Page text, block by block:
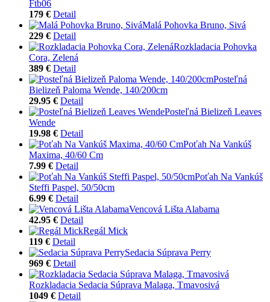
Ftb06
179 € Detail
Malá Pohovka Bruno, Sivá
229 € Detail
Rozkladacia Pohovka
Cora, Zelená
389 € Detail
Posteľná
Bielizeň Paloma Wende, 140/200cm
29.95 € Detail
Posteľná Bielizeň Leaves
Wende
19.98 € Detail
Poťah Na Vankúš
Maxima, 40/60 Cm
7.99 € Detail
Poťah Na Vankúš
Steffi Paspel, 50/50cm
6.99 € Detail
Vencová Lišta Alabama
42.95 € Detail
Regál Mick
119 € Detail
Sedacia Súprava Perry
969 € Detail
Rozkladacia Sedacia Súprava Malaga, Tmavosivá
1049 € Detail